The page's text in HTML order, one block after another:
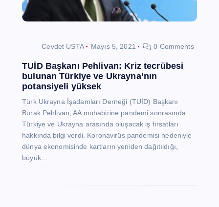
Cevdet USTA Mayıs 5, 2021 0 Comments
TUİD Başkanı Pehlivan: Kriz tecrübesi
bulunan Türkiye ve Ukrayna’nın
potansiyeli yüksek
Türk Ukrayna İşadamları Derneği (TUİD) Başkanı
Burak Pehlivan, AA muhabirine pandemi sonrasında
Türkiye ve Ukrayna arasında oluşacak iş fırsatları
hakkında bilgi verdi. Koronavirüs pandemisi nedeniyle
dünya ekonomisinde kartların yeniden dağıtıldığı,
büyük…